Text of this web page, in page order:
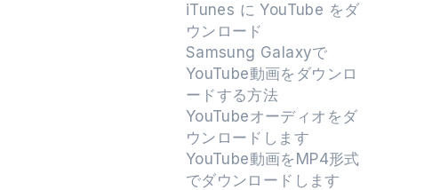
iTunes に YouTube をダ
ウンロード
Samsung Galaxyで
YouTube動画をダウンロ
ードする方法
YouTubeオーディオをダ
ウンロードします
YouTube動画をMP4形式
でダウンロードします